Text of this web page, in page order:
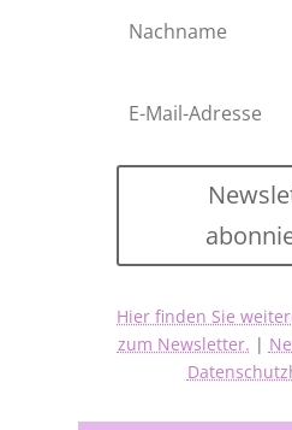
Hier finden Sie
zum Newsletter. |